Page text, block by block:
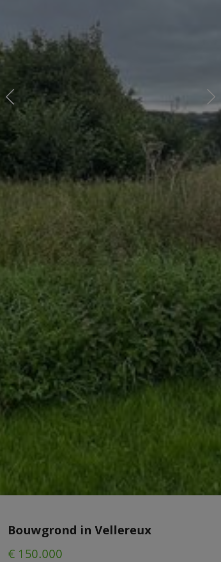
Bouwgrond in Vellereux
€ 150.000